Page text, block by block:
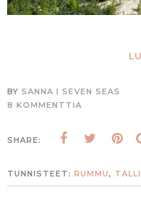
BY SANNA I SEVEN SEAS
8 KOMMENTTIA
SHARE:
TUNNISTEET: RUMMU,